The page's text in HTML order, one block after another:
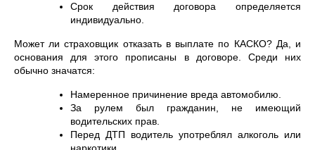
Срок действия договора определяется
индивидуально.
Может ли страховщик отказать в выплате по КАСКО? Да, и
основания для этого прописаны в договоре. Среди них
обычно значатся:
Намеренное причинение вреда автомобилю.
За рулем был гражданин, не имеющий
водительских прав.
Перед ДТП водитель употреблял алкоголь или